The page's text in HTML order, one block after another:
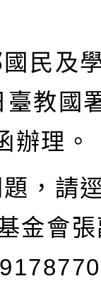
民及
教國
辦理。
，請
金會